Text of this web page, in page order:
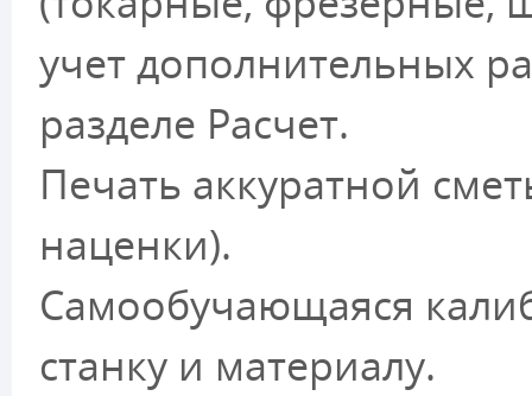
учет дополнительных
разделе Расчет.
Печать аккуратной
наценки).
Самообучающаяся
станку и материалу.